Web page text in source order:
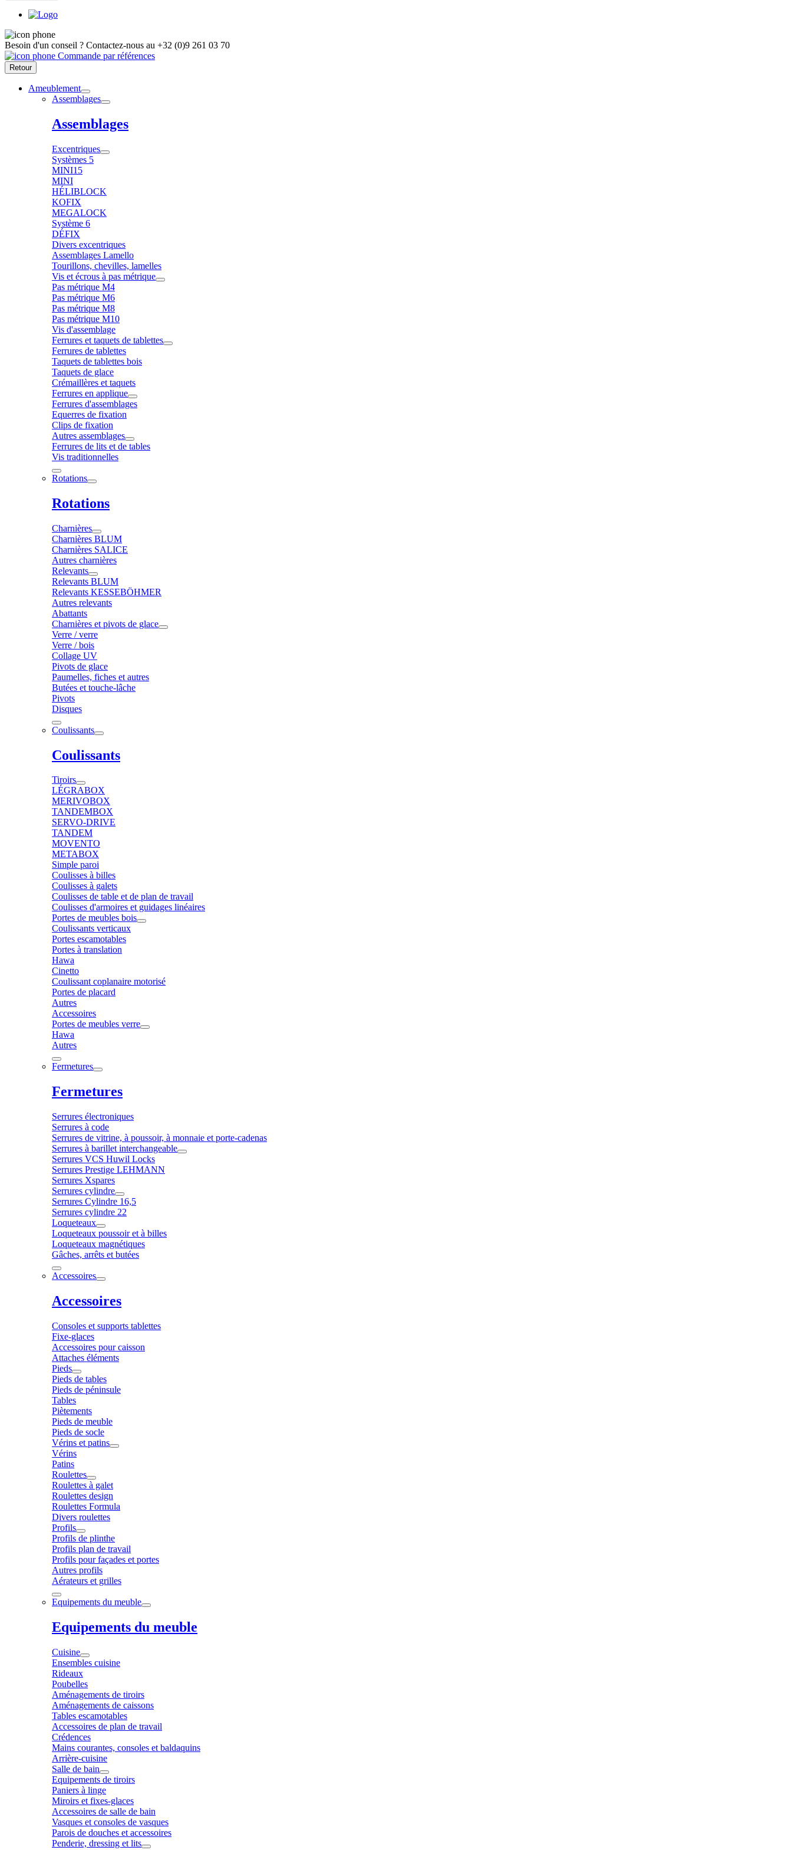
Besoin d'un conseil ? Contactez-nous au +32 (0)9 261 03 70
Commande par références
Retour
Ameublement
Assemblages
Assemblages
Excentriques
Systèmes 5
MINI15
MINI
HÉLIBLOCK
KOFIX
MEGALOCK
Système 6
DÉFIX
Divers excentriques
Assemblages Lamello
Tourillons, chevilles, lamelles
Vis et écrous à pas métrique
Pas métrique M4
Pas métrique M6
Pas métrique M8
Pas métrique M10
Vis d'assemblage
Ferrures et taquets de tablettes
Ferrures de tablettes
Taquets de tablettes bois
Taquets de glace
Crémaillères et taquets
Ferrures en applique
Ferrures d'assemblages
Equerres de fixation
Clips de fixation
Autres assemblages
Ferrures de lits et de tables
Vis traditionnelles
Rotations
Rotations
Charnières
Charnières BLUM
Charnières SALICE
Autres charnières
Relevants
Relevants BLUM
Relevants KESSEBÖHMER
Autres relevants
Abattants
Charnières et pivots de glace
Verre / verre
Verre / bois
Collage UV
Pivots de glace
Paumelles, fiches et autres
Butées et touche-lâche
Pivots
Disques
Coulissants
Coulissants
Tiroirs
LÉGRABOX
MERIVOBOX
TANDEMBOX
SERVO-DRIVE
TANDEM
MOVENTO
METABOX
Simple paroi
Coulisses à billes
Coulisses à galets
Coulisses de table et de plan de travail
Coulisses d'armoires et guidages linéaires
Portes de meubles bois
Coulissants verticaux
Portes escamotables
Portes à translation
Hawa
Cinetto
Coulissant coplanaire motorisé
Portes de placard
Autres
Accessoires
Portes de meubles verre
Hawa
Autres
Fermetures
Fermetures
Serrures électroniques
Serrures à code
Serrures de vitrine, à poussoir, à monnaie et porte-cadenas
Serrures à barillet interchangeable
Serrures VCS Huwil Locks
Serrures Prestige LEHMANN
Serrures Xspares
Serrures cylindre
Serrures Cylindre 16,5
Serrures cylindre 22
Loqueteaux
Loqueteaux poussoir et à billes
Loqueteaux magnétiques
Gâches, arrêts et butées
Accessoires
Accessoires
Consoles et supports tablettes
Fixe-glaces
Accessoires pour caisson
Attaches éléments
Pieds
Pieds de tables
Pieds de péninsule
Tables
Piètements
Pieds de meuble
Pieds de socle
Vérins et patins
Vérins
Patins
Roulettes
Roulettes à galet
Roulettes design
Roulettes Formula
Divers roulettes
Profils
Profils de plinthe
Profils plan de travail
Profils pour façades et portes
Autres profils
Aérateurs et grilles
Equipements du meuble
Equipements du meuble
Cuisine
Ensembles cuisine
Rideaux
Poubelles
Aménagements de tiroirs
Aménagements de caissons
Tables escamotables
Accessoires de plan de travail
Crédences
Mains courantes, consoles et baldaquins
Arrière-cuisine
Salle de bain
Equipements de tiroirs
Paniers à linge
Miroirs et fixes-glaces
Accessoires de salle de bain
Vasques et consoles de vasques
Parois de douches et accessoires
Penderie, dressing et lits